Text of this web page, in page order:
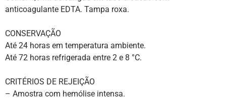
anticoagulante EDTA. Tampa roxa.
CONSERVAÇÃO
Até 24 horas em temperatura ambiente.
Até 72 horas refrigerada entre 2 e 8 °C.
CRITÉRIOS DE REJEIÇÃO
– Amostra com hemólise intensa.